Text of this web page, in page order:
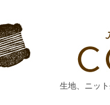
生地、ニッ